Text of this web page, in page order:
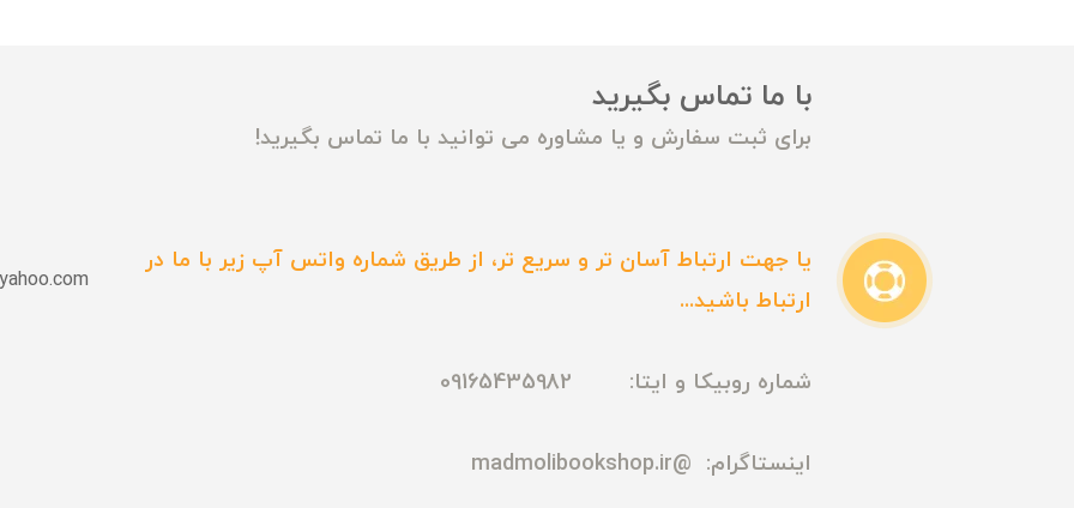
با ما تماس بگیرید
برای ثبت سفارش و یا مشاوره می توانید با ما تماس بگیرید!
یا جهت ارتباط آسان تر و سریع تر، از طریق شماره واتس آپ زیر با ما در
ارتباط باشید...
شماره روبیکا و ایتا: 09165435982
اینستاگرام: @madmolibookshop.ir